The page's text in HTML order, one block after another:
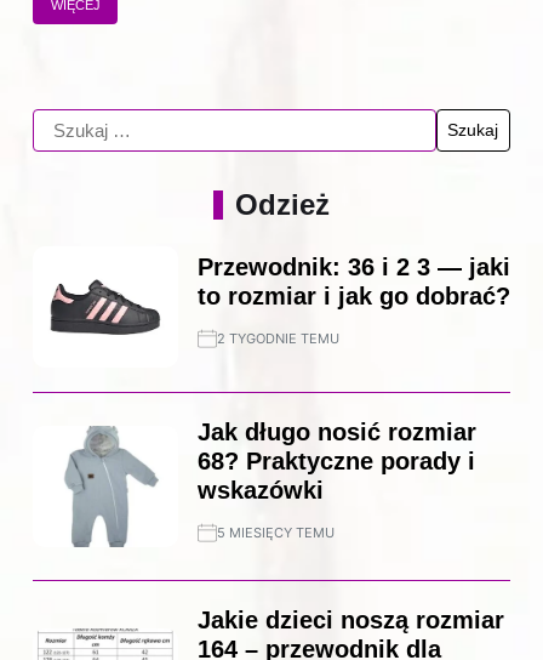
WIĘCEJ
Odzież
Przewodnik: 36 i 2 3 — jaki
to rozmiar i jak go dobrać?
2 TYGODNIE TEMU
Jak długo nosić rozmiar
68? Praktyczne porady i
wskazówki
5 MIESIĘCY TEMU
Jakie dzieci noszą rozmiar
164 – przewodnik dla